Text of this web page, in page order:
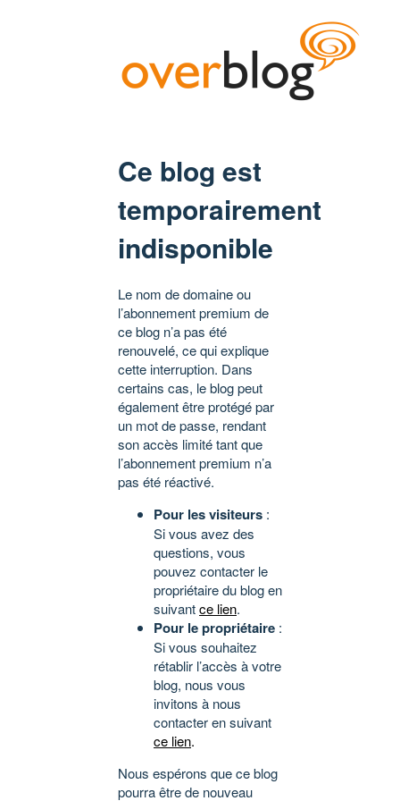
Ce blog est
temporairement
indisponible
Le nom de domaine ou
l’abonnement premium de
ce blog n’a pas été
renouvelé, ce qui explique
cette interruption. Dans
certains cas, le blog peut
également être protégé par
un mot de passe, rendant
son accès limité tant que
l’abonnement premium n’a
pas été réactivé.
Pour les visiteurs :
Si vous avez des
questions, vous
pouvez contacter le
propriétaire du blog en
suivantce lien.
Pour le propriétaire :
Si vous souhaitez
rétablir l’accès à votre
blog, nous vous
invitons à nous
contacter en suivant
ce lien.
Nous espérons que ce blog
pourra être de nouveau